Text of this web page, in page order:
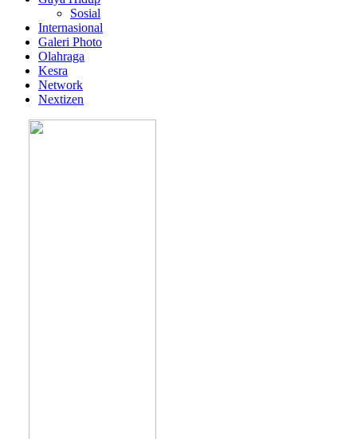
Sosial
Internasional
Galeri Photo
Olahraga
Kesra
Network
Nextizen